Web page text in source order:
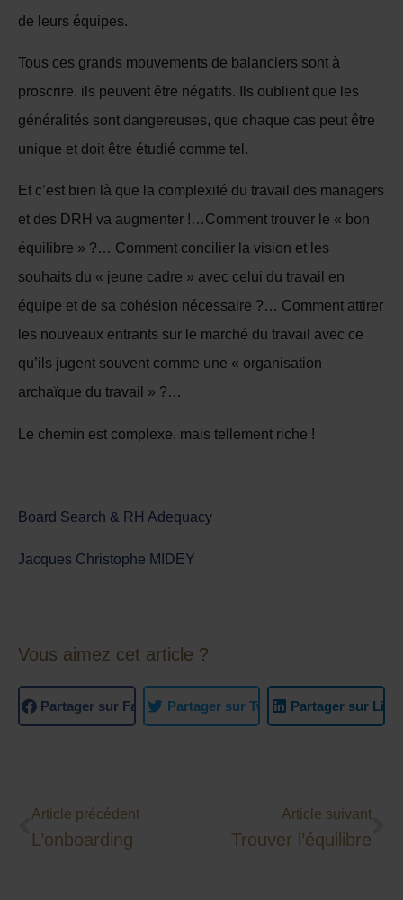
de leurs équipes.
Tous ces grands mouvements de balanciers sont à
proscrire, ils peuvent être négatifs. Ils oublient que les
généralités sont dangereuses, que chaque cas peut être
unique et doit être étudié comme tel.
Et c’est bien là que la complexité du travail des managers
et des DRH va augmenter !…Comment trouver le « bon
équilibre » ?… Comment concilier la vision et les
souhaits du « jeune cadre » avec celui du travail en
équipe et de sa cohésion nécessaire ?… Comment attirer
les nouveaux entrants sur le marché du travail avec ce
qu’ils jugent souvent comme une « organisation
archaïque du travail » ?…
Le chemin est complexe, mais tellement riche !
Board Search & RH Adequacy
Jacques Christophe MIDEY
Vous aimez cet article ?
Partager sur FacebookPartager sur TwitterPartager sur
Article précédent
L’onboarding
Article suivant
Trouver l’équilibre